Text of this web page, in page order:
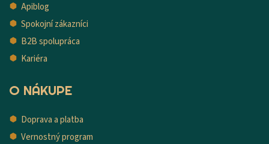
Apiblog
Spokojní zákazníci
B2B spolupráca
Kariéra
O NÁKUPE
Doprava a platba
Vernostný program